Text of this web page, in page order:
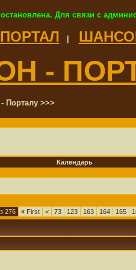
Для связи с
-
Порталу >>>
Календарь
276 « First < 73 123 163 164 165